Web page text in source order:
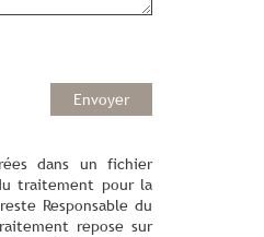
Envoyer
dans un fichier
traitement pour la
Responsable du
repose sur